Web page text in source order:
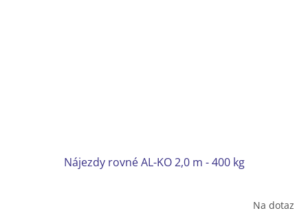
Nájezdy rovné AL-KO 2,0 m - 400 kg
Na dotaz